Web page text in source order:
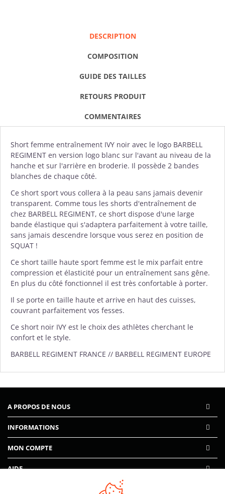
DESCRIPTION
COMPOSITION
GUIDE DES TAILLES
RETOURS PRODUIT
COMMENTAIRES
Short femme entraînement IVY noir avec le logo BARBELL
REGIMENT en version logo blanc sur l'avant au niveau de la
hanche et sur l'arrière en broderie. Il possède 2 bandes
blanches de chaque côté.
Ce short sport vous collera à la peau sans jamais devenir
transparent. Comme tous les shorts d'entraînement de
chez BARBELL REGIMENT, ce short dispose d'une large
bande élastique qui s'adaptera parfaitement à votre taille,
sans jamais descendre lorsque vous serez en position de
SQUAT !
Ce short taille haute sport femme est le mix parfait entre
compression et élasticité pour un entraînement sans gêne.
En plus du côté fonctionnel il est très confortable à porter.
Il se porte en taille haute et arrive en haut des cuisses,
couvrant parfaitement vos fesses.
Ce short noir IVY est le choix des athlètes cherchant le
confort et le style.
BARBELL REGIMENT FRANCE // BARBELL REGIMENT EUROPE
A PROPOS DE NOUS
INFORMATIONS
MON COMPTE
AIDE